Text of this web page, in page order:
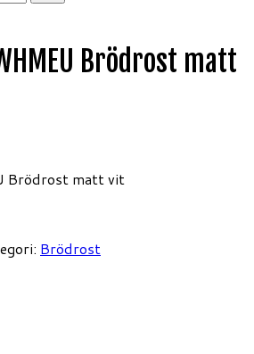
Brödrost matt
Brödrost matt vit
Brödrost